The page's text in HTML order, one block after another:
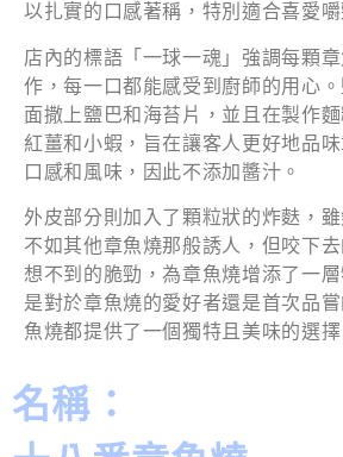
以扎實的口感著稱，特別適合喜愛嚼
店內的標語「一球一魂」強調每顆
作，每一口都能感受到廚師的用心
面撒上鹽巴和海苔片，並且在製作麵
紅薑和小蝦，旨在讓客人更好地品
口感和風味，因此不添加醬汁。
外皮部分則加入了顆粒狀的炸麩，
不如其他章魚燒那般誘人，但咬下
想不到的脆勁，為章魚燒增添了一
是對於章魚燒的愛好者還是首次品
魚燒都提供了一個獨特且美味的選
名稱：